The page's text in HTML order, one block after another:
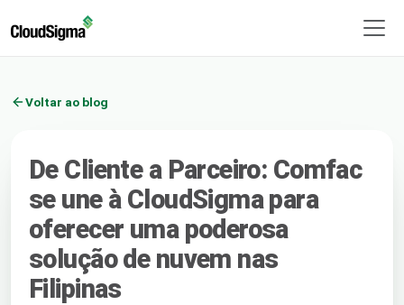
Voltar ao blog
De Cliente a Parceiro: Comfac
se une à CloudSigma para
oferecer uma poderosa
solução de nuvem nas
Filipinas